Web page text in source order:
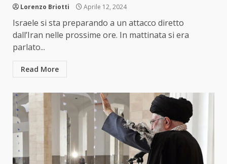
Lorenzo Briotti Aprile 12, 2024
Israele si sta preparando a un attacco diretto
dall’Iran nelle prossime ore. In mattinata si era
parlato...
Read More